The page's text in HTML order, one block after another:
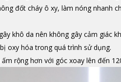
đốt cháy ô xy, làm nóng nhanh
khô da nên không gây cảm giác
oxy hóa trong quá trình sử dụng.
rộng hơn với góc xoay lên đến